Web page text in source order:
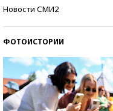
Новости СМИ2
ФОТОИСТОРИИ